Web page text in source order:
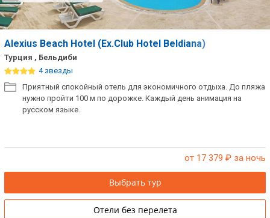
Alexius Beach Hotel (Ex.Club Hotel Beldiana)
Турция , Бельдиби
4 звезды
Приятный спокойный отель для экономичного отдыха. До пляжа
нужно пройти 100 м по дорожке. Каждый день анимация на
русском языке.
от 17 379 ₽ за ночь
Выбрать тур
Отели без перелета
звезды
Лучшие отели 3* звезды
Недорогие отели 3*
звезды
Сетевые отели Турции
Сетевые отели Египта
Сетевые отели Шри Ланки